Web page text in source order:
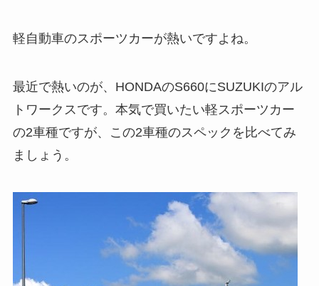
軽自動車のスポーツカーが熱いですよね。
最近で熱いのが、HONDAのS660にSUZUKIのアル
トワークスです。本気で買いたい軽スポーツカー
の2車種ですが、この2車種のスペックを比べてみ
ましょう。